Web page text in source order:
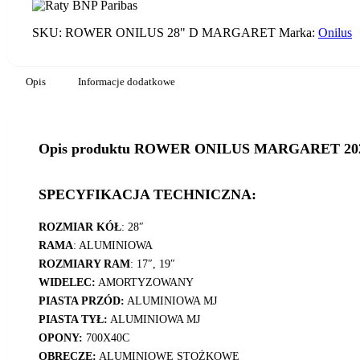
SKU: ROWER ONILUS 28" D MARGARET Marka: Onilus
Opis Informacje dodatkowe
Opis produktu ROWER ONILUS MARGARET
SPECYFIKACJA TECHNICZNA:
ROZMIAR KÓŁ: 28″
RAMA: ALUMINIOWA
ROZMIARY RAM: 17″, 19″
WIDELEC: AMORTYZOWANY
PIASTA PRZÓD: ALUMINIOWA MJ
PIASTA TYŁ: ALUMINIOWA MJ
OPONY: 700X40C
OBRĘCZE: ALUMINIOWE STOŻKOWE